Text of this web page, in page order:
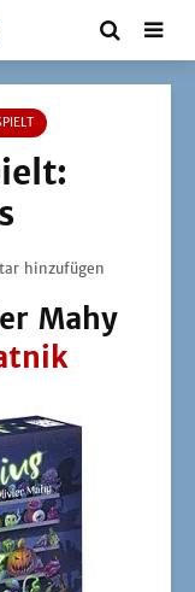
hinzufügen
Mahy